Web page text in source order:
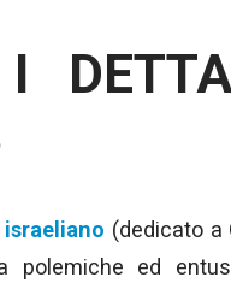
(dedicato a
polemiche ed